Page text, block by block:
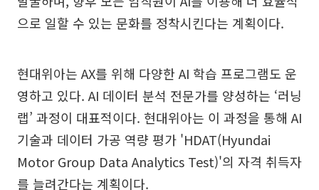
으로 일할 수 있는 문화를 정착시킨다는 계획이다.
현대위아는 AX를 위해 다양한 AI 학습 프로그램도 운
영하고 있다. AI 데이터 분석 전문가를 양성하는 ‘러닝
랩’ 과정이 대표적이다. 현대위아는 이 과정을 통해 AI
기술과 데이터 가공 역량 평가 'HDAT(Hyundai
Motor Group Data Analytics Test)'의 자격 취득자
를 늘려간다는 계획이다.